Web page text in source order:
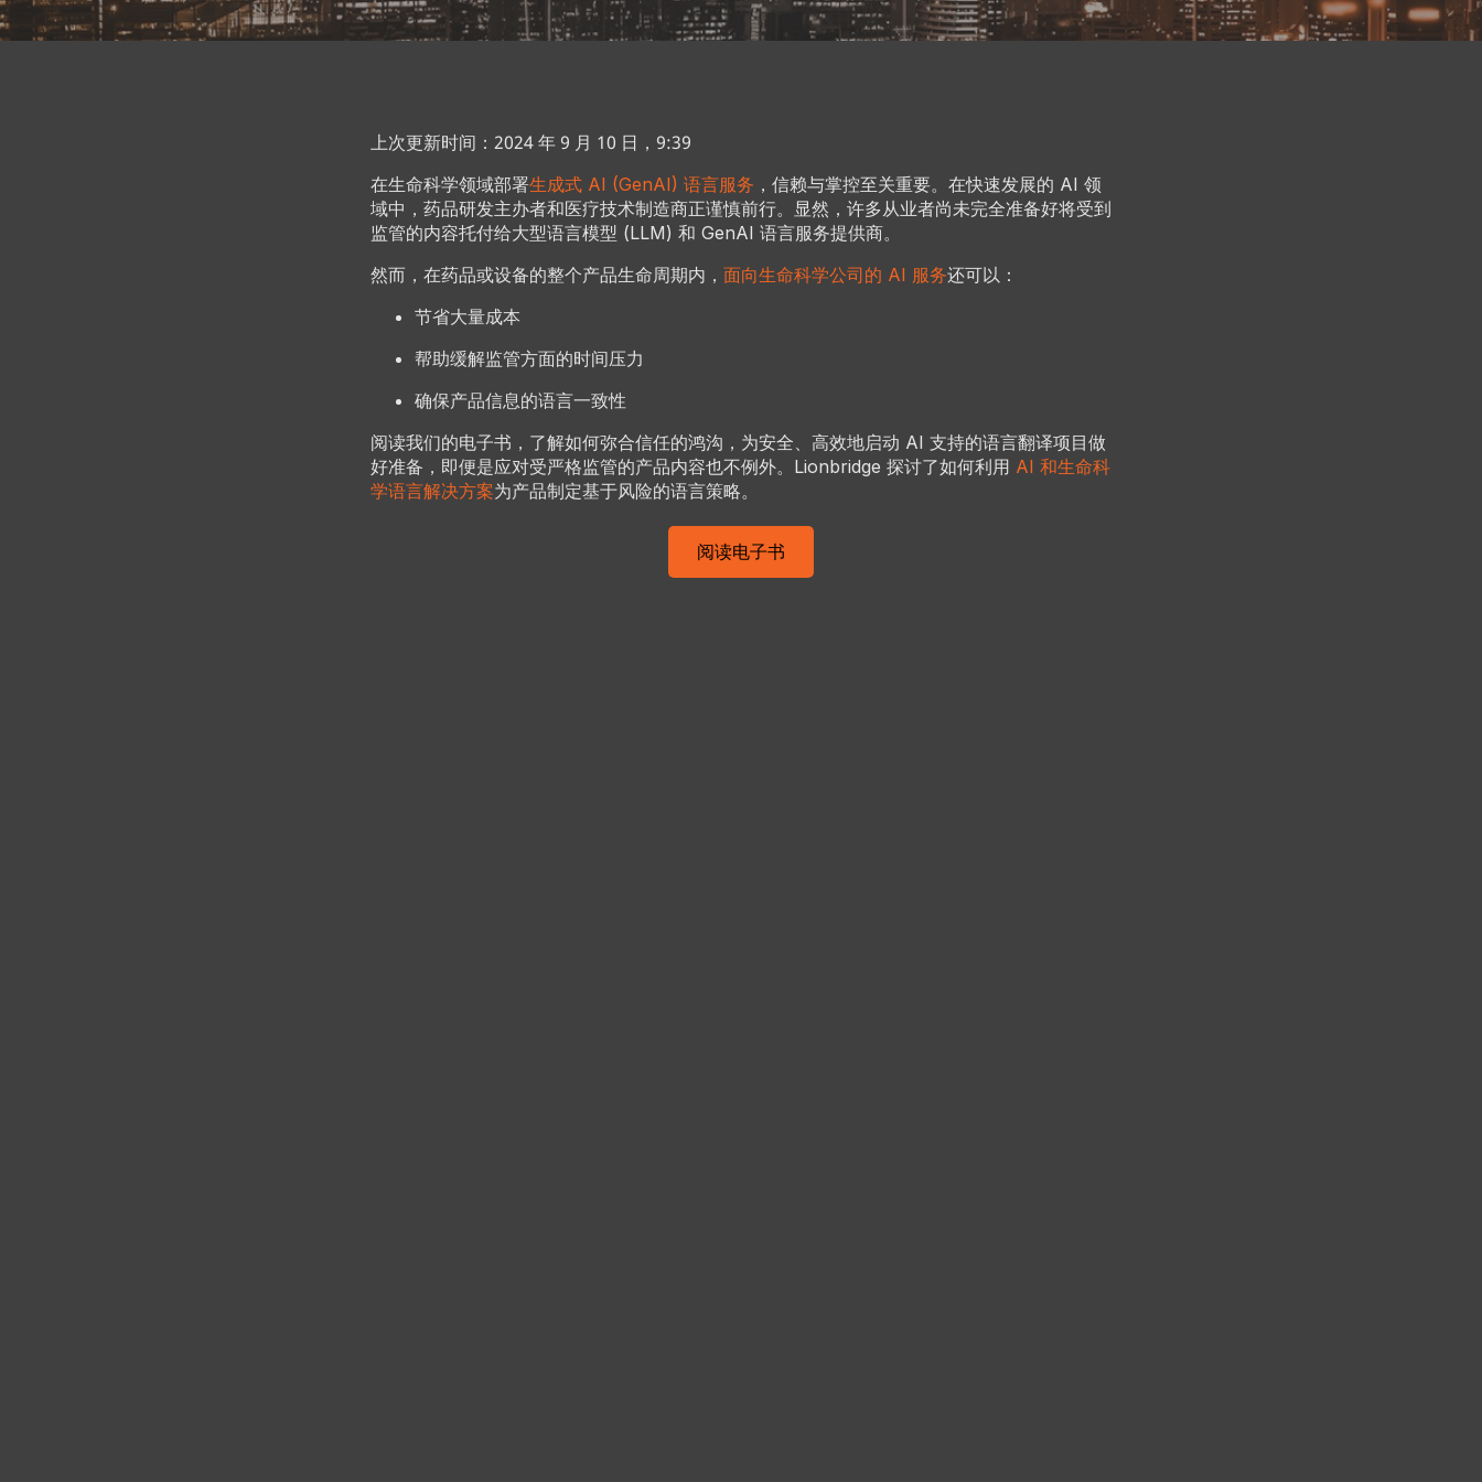
上次更新时间：2024 年 9 月 10 日，9:39
在生命科学领域部署生成式 AI (GenAI) 语言服务 ，信赖与掌控至关重要。在快速发展的 AI 领
域中，药品研发主办者和医疗技术制造商正谨慎前行。显然，许多从业者尚未完全准备好将受到
监管的内容托付给大型语言模型 (LLM) 和 GenAI 语言服务提供商。
然而，在药品或设备的整个产品生命周期内， 面向生命科学公司的 AI 服务还可以：
节省大量成本
帮助缓解监管方面的时间压力
确保产品信息的语言一致性
阅读我们的电子书，了解如何弥合信任的鸿沟，为安全、高效地启动 AI 支持的语言翻译项目做
好准备，即便是应对受严格监管的产品内容也不例外。Lionbridge 探讨了如何利用 AI 和生命科
学语言解决方案为产品制定基于风险的语言策略。
阅读电子书